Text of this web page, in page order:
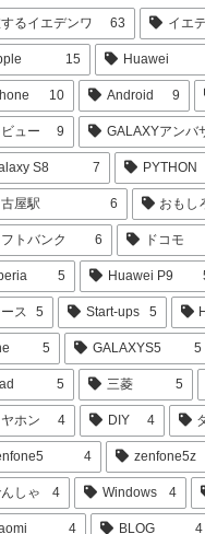
るイエデンワ 63 イエ
15 Huawei
10 Android 9
ュー 9 GALAXYアンバ
S8 7 PYTHON
屋駅 6 おもし
トバンク 6 ドコモ
5 Huawei P9
ス 5 Start-ups 5
5 GALAXYS5 5
5 三菱 5
ホン 4 DIY 4
4 zenfone5z
しゃ 4 Windows 4
4 BLOG 4